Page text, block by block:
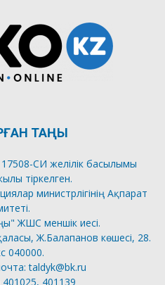
ТАҢЫ
СИ желілік басылымы
тіркелген.
министрлігінің Ақпарат
ЖШС меншік иесі.
Ж.Балапанов көшесі, 28.
040000.
taldyk@bk.ru
401139